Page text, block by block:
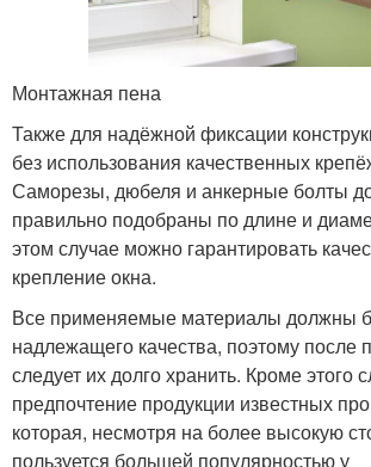
Монтажная пена
Также для надёжной фиксации
без использования качественных
Саморезы, дюбеля и анкерные болты
правильно подобраны по длине и
этом случае можно гарантировать
крепление окна.
Все применяемые материалы должны
надлежащего качества, поэтому после
следует их долго хранить. Кроме этого
предпочтение продукции известных
которая, несмотря на более высокую
пользуется большей популярностью у